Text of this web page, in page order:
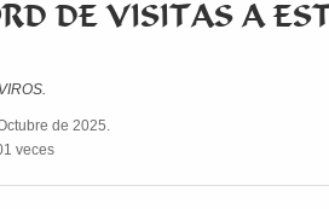
DE VISITAS A
de 2025.
veces